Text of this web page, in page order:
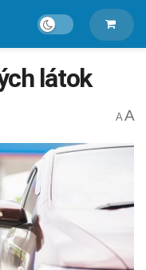
látok
A A